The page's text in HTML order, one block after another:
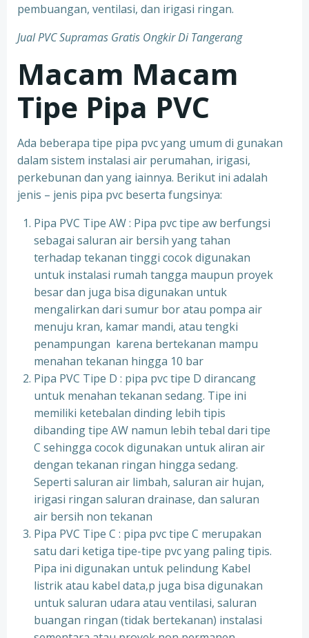
pembuangan, ventilasi, dan irigasi ringan.
Jual PVC Supramas Gratis Ongkir Di Tangerang
Macam Macam
Tipe Pipa PVC
Ada beberapa tipe pipa pvc yang umum di gunakan
dalam sistem instalasi air perumahan, irigasi,
perkebunan dan yang iainnya. Berikut ini adalah
jenis – jenis pipa pvc beserta fungsinya:
Pipa PVC Tipe AW : Pipa pvc tipe aw berfungsi
sebagai saluran air bersih yang tahan
terhadap tekanan tinggi cocok digunakan
untuk instalasi rumah tangga maupun proyek
besar dan juga bisa digunakan untuk
mengalirkan dari sumur bor atau pompa air
menuju kran, kamar mandi, atau tengki
penampungan karena bertekanan mampu
menahan tekanan hingga 10 bar
Pipa PVC Tipe D : pipa pvc tipe D dirancang
untuk menahan tekanan sedang. Tipe ini
memiliki ketebalan dinding lebih tipis
dibanding tipe AW namun lebih tebal dari tipe
C sehingga cocok digunakan untuk aliran air
dengan tekanan ringan hingga sedang.
Seperti saluran air limbah, saluran air hujan,
irigasi ringan saluran drainase, dan saluran
air bersih non tekanan
Pipa PVC Tipe C : pipa pvc tipe C merupakan
satu dari ketiga tipe-tipe pvc yang paling tipis.
Pipa ini digunakan untuk pelindung Kabel
listrik atau kabel data,p juga bisa digunakan
untuk saluran udara atau ventilasi, saluran
buangan ringan (tidak bertekanan) instalasi